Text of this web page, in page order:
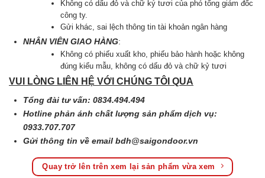
Không có dấu đỏ và chữ ký tươi của phó tổng giám đốc
công ty.
Gửi khác, sai lệch thông tin tài khoản ngân hàng
NHÂN VIÊN GIAO HÀNG:
Không có phiếu xuất kho, phiếu bảo hành hoặc không
đúng kiểu mẫu, không có dấu đỏ và chữ kỷ tươi
VUI LÒNG LIÊN HỆ VỚI CHÚNG TÔI QUA
Tổng đài tư vấn: 0834.494.494
Hotline phản ánh chất lượng sản phẩm dịch vụ:
0933.707.707
Gửi thông tin về emailbdh@saigondoor.vn
Quay trở lên trên xem lại sản phẩm vừa xem